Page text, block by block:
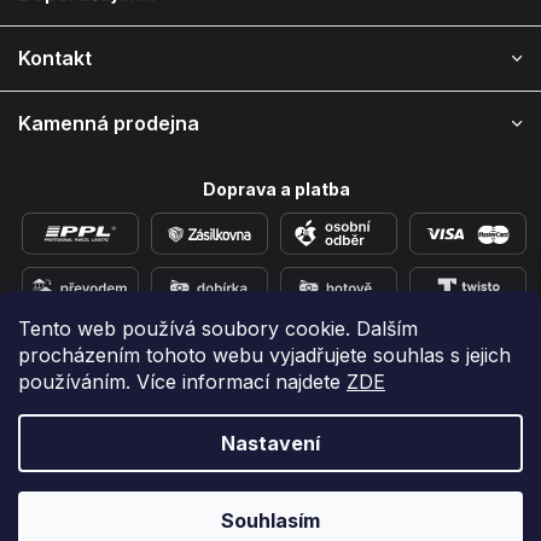
Tento web používá soubory cookie. Dalším
procházením tohoto webu vyjadřujete souhlas s jejich
používáním. Více informací najdete ZDE
Nastavení
Souhlasím
Kontakt
Kamenná prodejna
Doprava a platba
Přidejte se k nám na sítích
Vytvořil Shoptet
e-shop iPhoneLab.cz